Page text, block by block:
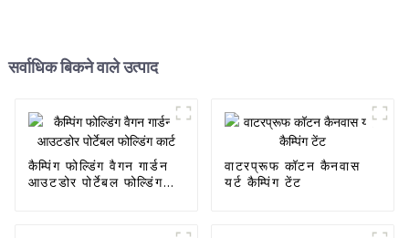
सर्वाधिक बिकने वाले उत्पाद
कैम्पिंग फोल्डिंग वैगन गार्डन
आउटडोर पोर्टेबल फोल्डिंग
वाटरप्रूफ कॉटन कैनवास
यर्ट कैम्पिंग टेंट